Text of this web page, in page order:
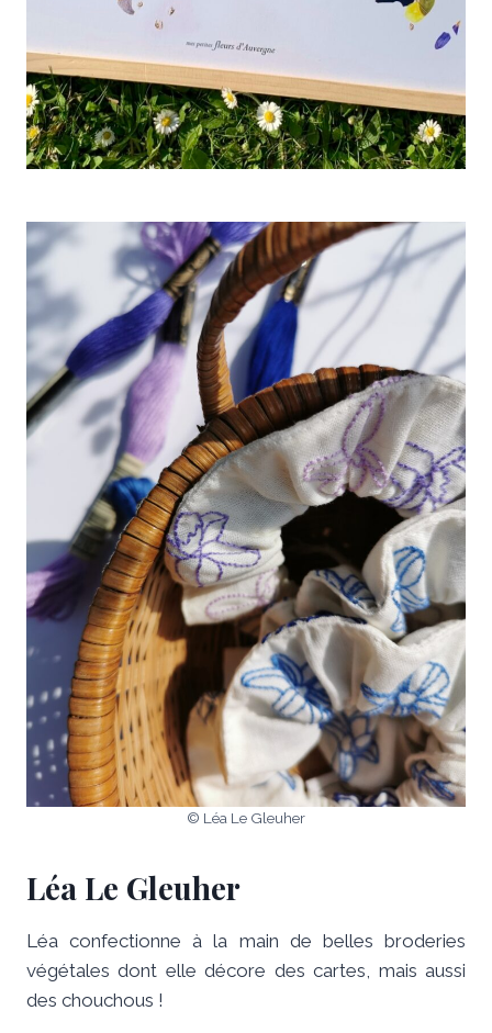
© Léa Le Gleuher
Léa Le Gleuher
Léa confectionne à la main de belles broderies
végétales dont elle décore des cartes, mais aussi
des chouchous !